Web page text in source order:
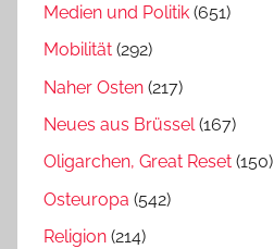
Medien und Politik (651)
Mobilität (292)
Naher Osten (217)
Neues aus Brüssel(167)
Oligarchen, Great Reset (150)
Osteuropa (542)
Religion (214)